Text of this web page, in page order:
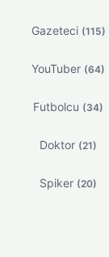
Gazeteci (115)
YouTuber (64)
Futbolcu (34)
Doktor (21)
Spiker (20)